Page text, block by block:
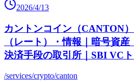
2026/4/13
カントンコイン（CANTON
（レート）・情報｜暗号資
決済手段の取引所｜SBI VC
/services/crypto/canton